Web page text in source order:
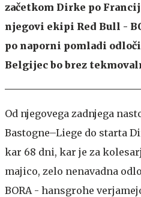
začetkom Dirke po
njegovi ekipi Red Bull -
po naporni pomladi
Belgijec bo brez
Od njegovega zadnjega
Bastogne–Liege do starta
kar 68 dni, kar je za
majico, zelo nenavadna
BORA - hansgrohe